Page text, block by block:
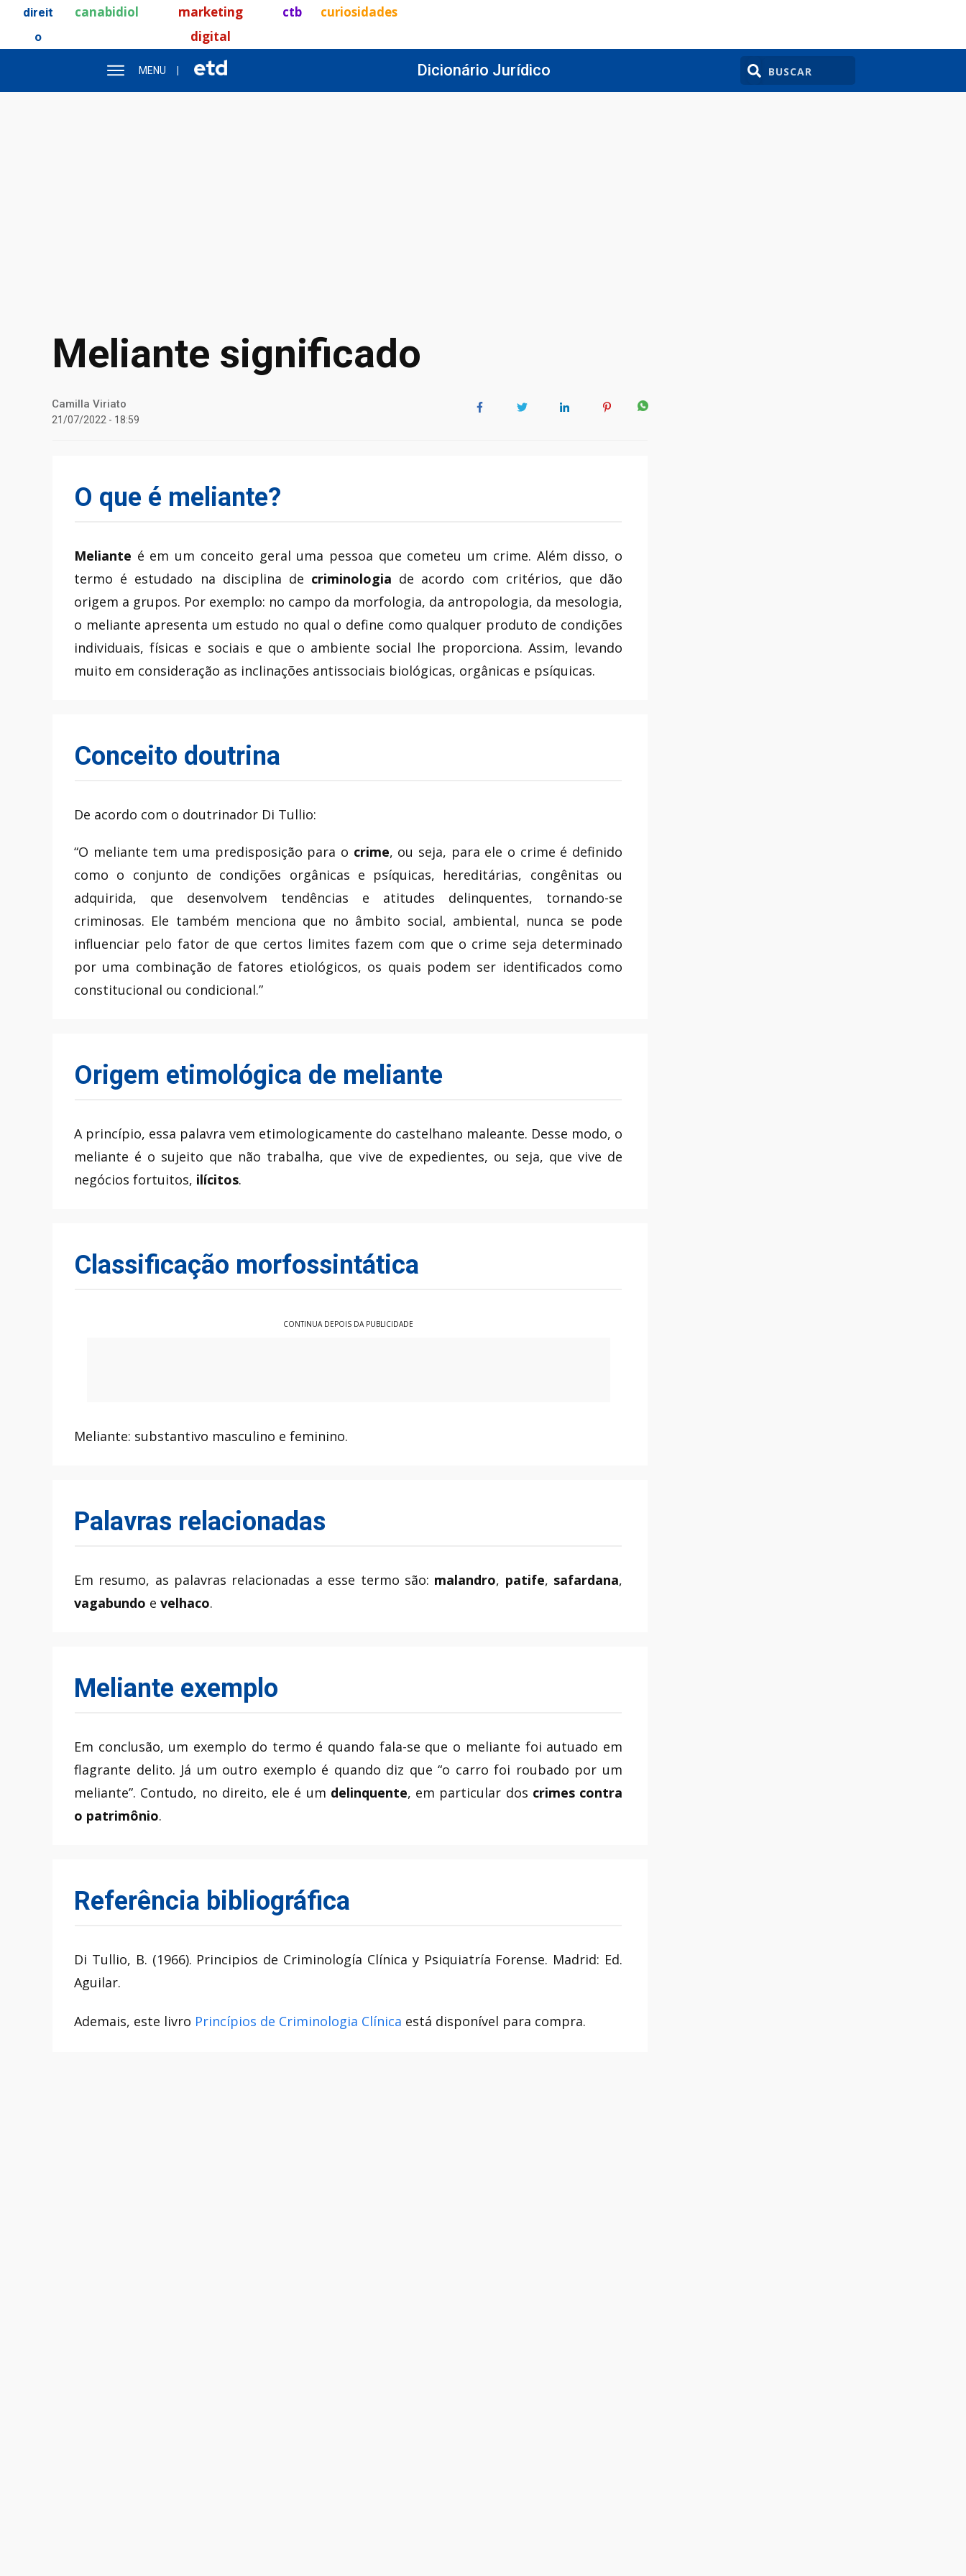
direit
o
canabidiol
marketing
digital
ctb curiosidades
MENU Dicionário Jurídico
Meliante significado
Camilla Viriato
21/07/2022 - 18:59
O que é meliante?
Meliante é em um conceito geral uma pessoa que cometeu um crime. Além disso, o
termo é estudado na disciplina de criminologia de acordo com critérios, que dão
origem a grupos. Por exemplo: no campo da morfologia, da antropologia, da mesologia,
o meliante apresenta um estudo no qual o define como qualquer produto de condições
individuais, físicas e sociais e que o ambiente social lhe proporciona. Assim, levando
muito em consideração as inclinações antissociais biológicas, orgânicas e psíquicas.
Conceito doutrina
De acordo com o doutrinador Di Tullio:
“O meliante tem uma predisposição para o crime, ou seja, para ele o crime é definido
como o conjunto de condições orgânicas e psíquicas, hereditárias, congênitas ou
adquirida, que desenvolvem tendências e atitudes delinquentes, tornando-se
criminosas. Ele também menciona que no âmbito social, ambiental, nunca se pode
influenciar pelo fator de que certos limites fazem com que o crime seja determinado
por uma combinação de fatores etiológicos, os quais podem ser identificados como
constitucional ou condicional.”
Origem etimológica de meliante
A princípio, essa palavra vem etimologicamente do castelhano maleante. Desse modo, o
meliante é o sujeito que não trabalha, que vive de expedientes, ou seja, que vive de
negócios fortuitos, ilícitos.
Classificação morfossintática
CONTINUA DEPOIS DA PUBLICIDADE
Meliante: substantivo masculino e feminino.
Palavras relacionadas
Em resumo, as palavras relacionadas a esse termo são: malandro, patife, safardana,
vagabundo e velhaco.
Meliante exemplo
Em conclusão, um exemplo do termo é quando fala-se que o meliante foi autuado em
flagrante delito. Já um outro exemplo é quando diz que “o carro foi roubado por um
meliante”. Contudo, no direito, ele é um delinquente, em particular dos crimes contra
o patrimônio.
Referência bibliográfica
Di Tullio, B. (1966). Principios de Criminología Clínica y Psiquiatría Forense. Madrid: Ed.
Aguilar.
Ademais, este livro Princípios de Criminologia Clínica está disponível para compra.